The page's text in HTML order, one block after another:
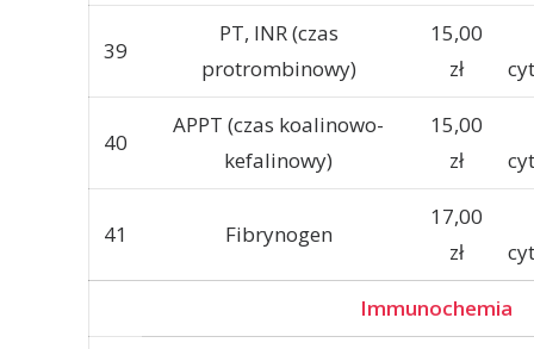
39
PT, INR (czas
protrombinowy)
15,00
zł
40
APPT (czas koalinowo-
kefalinowy)
15,00
zł
41 Fibrynogen
17,00
zł
Immunochemia